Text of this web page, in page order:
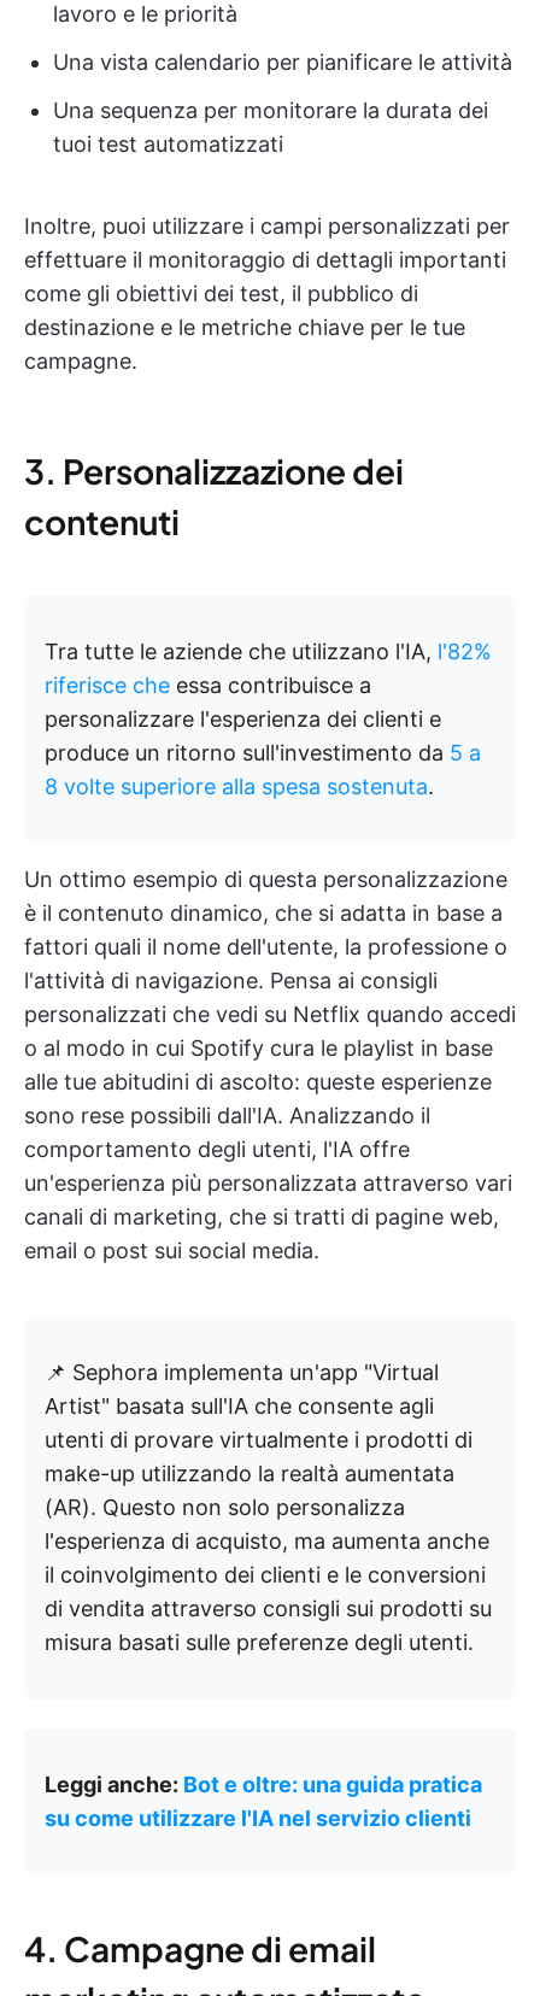
lavoro e le priorità
Una vista calendario per pianificare le attività
Una sequenza per monitorare la durata dei
tuoi test automatizzati
Inoltre, puoi utilizzare i campi personalizzati per
effettuare il monitoraggio di dettagli importanti
come gli obiettivi dei test, il pubblico di
destinazione e le metriche chiave per le tue
campagne.
3. Personalizzazione dei
contenuti
Tra tutte le aziende che utilizzano l'IA, l'82%
riferisce che essa contribuisce a
personalizzare l'esperienza dei clienti e
produce un ritorno sull'investimento da 5 a
8 volte superiore alla spesa sostenuta.
Un ottimo esempio di questa personalizzazione
è il contenuto dinamico, che si adatta in base a
fattori quali il nome dell'utente, la professione o
l'attività di navigazione. Pensa ai consigli
personalizzati che vedi su Netflix quando accedi
o al modo in cui Spotify cura le playlist in base
alle tue abitudini di ascolto: queste esperienze
sono rese possibili dall'IA. Analizzando il
comportamento degli utenti, l'IA offre
un'esperienza più personalizzata attraverso vari
canali di marketing, che si tratti di pagine web,
email o post sui social media.
📌 Sephora implementa un'app "Virtual
Artist" basata sull'IA che consente agli
utenti di provare virtualmente i prodotti di
make-up utilizzando la realtà aumentata
(AR). Questo non solo personalizza
l'esperienza di acquisto, ma aumenta anche
il coinvolgimento dei clienti e le conversioni
di vendita attraverso consigli sui prodotti su
misura basati sulle preferenze degli utenti.
Leggi anche: Bot e oltre: una guida pratica
su come utilizzare l'IA nel servizio clienti
4. Campagne di email